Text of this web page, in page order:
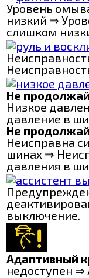
Уровень
низкий ⇒
слишком
Не
Низкое
давление в
Не
Неисправна
шинах ⇒
давления в
выключение.
Адаптивный
недоступен ⇒